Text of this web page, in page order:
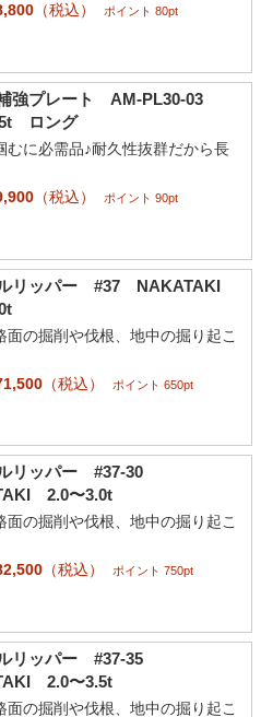
（税込） ポイント 80pt
強プレート AM-PL30-03
ロング
むに必需品♪耐久性抜群だから長
（税込） ポイント 90pt
リッパー #37 NAKATAKI
面の掘削や伐根、地中の掘り起こ
（税込） ポイント 650pt
リッパー #37-30
2.0〜3.0t
面の掘削や伐根、地中の掘り起こ
（税込） ポイント 750pt
リッパー #37-35
2.0〜3.5t
面の掘削や伐根、地中の掘り起こ